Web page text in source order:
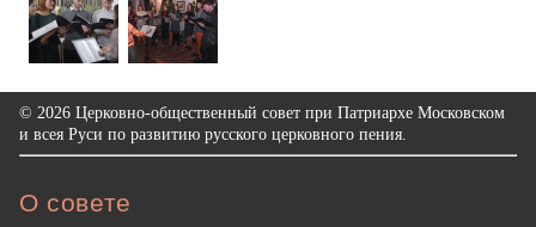
© 2026 Церковно-общественный совет при Патриархе Московском
и всея Руси по развитию русского церковного пения.
О совете